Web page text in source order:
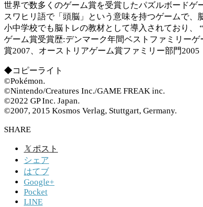
世界で数多くのゲーム賞を受賞したパズルボードゲ
スワヒリ語で「頭脳」という意味を持つゲームで
小中学校でも脳トレの教材として導入されており、
ゲーム賞受賞歴:デンマーク年間ベストファミリー
賞2007、オーストリアゲーム賞ファミリー部門2005
◆コピーライト
©Pokémon.
©Nintendo/Creatures Inc./GAME FREAK inc.
©2022 GP Inc. Japan.
©2007, 2015 Kosmos Verlag, Stuttgart, Germany.
SHARE
𝕏 ポスト
シェア
はてブ
Google+
Pocket
LINE